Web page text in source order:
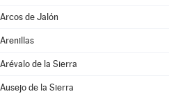
Arcos de Jalón
Arenillas
Arévalo de la Sierra
Ausejo de la Sierra